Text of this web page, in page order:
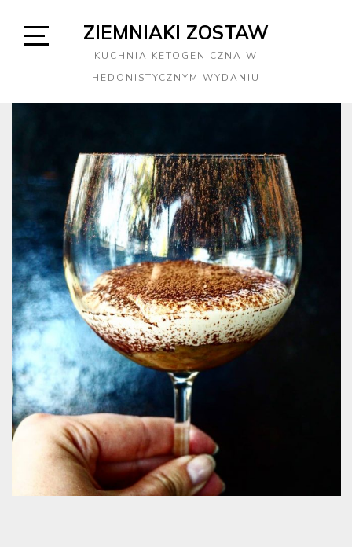
ZIEMNIAKI ZOSTAW
KUCHNIA KETOGENICZNA W
HEDONISTYCZNYM WYDANIU